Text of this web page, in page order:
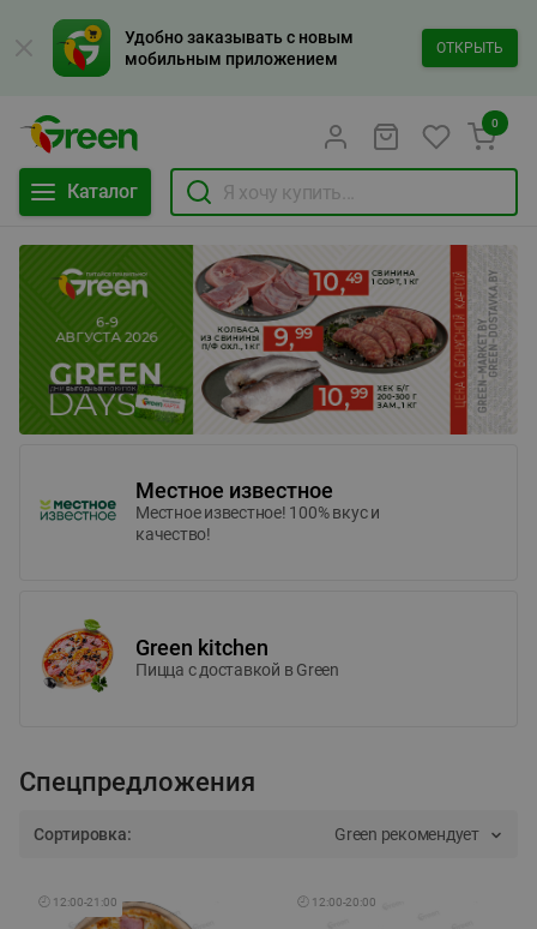
Удобно заказывать с новым
мобильным приложением
ОТКРЫТЬ
Каталог
0
Местное известное
Местное известное! 100% вкус и
качество!
Green kitchen
Пицца c доставкой в Green
Спецпредложения
Сортировка: Green рекомендует
🕘 12:00-21:00 🕘 12:00-20:00